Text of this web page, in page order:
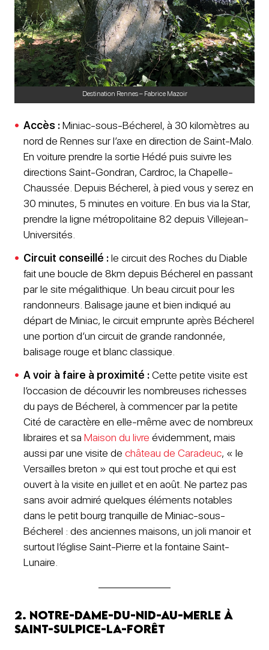
Destination Rennes – Fabrice Mazoir
Accès :Miniac-sous-Bécherel, à 30 kilomètres au
nord de Rennes sur l’axe en direction de Saint-Malo.
En voiture prendre la sortie Hédé puis suivre les
directions Saint-Gondran, Cardroc, la Chapelle-
Chaussée. Depuis Bécherel, à pied vous y serez en
30 minutes, 5 minutes en voiture. En bus via la Star,
prendre la ligne métropolitaine 82 depuis Villejean-
Universités.
Circuit conseillé :le circuit des Roches du Diable
fait une boucle de 8km depuis Bécherel en passant
par le site mégalithique. Un beau circuit pour les
randonneurs. Balisage jaune et bien indiqué au
départ de Miniac, le circuit emprunte après Bécherel
une portion d’un circuit de grande randonnée,
balisage rouge et blanc classique.
A voir à faire à proximité :Cette petite visite est
l’occasion de découvrir les nombreuses richesses
du pays de Bécherel, à commencer par la petite
Cité de caractère en elle-même avec de nombreux
libraires et sa Maison du livre évidemment, mais
aussi par une visite de château de Caradeuc, « le
Versailles breton » qui est tout proche et qui est
ouvert à la visite en juillet et en août. Ne partez pas
sans avoir admiré quelques éléments notables
dans le petit bourg tranquille de Miniac-sous-
Bécherel : des anciennes maisons, un joli manoir et
surtout l’église Saint-Pierre et la fontaine Saint-
Lunaire.
2. Notre-Dame-du-Nid-au-Merle à
Saint-Sulpice-la-forêt